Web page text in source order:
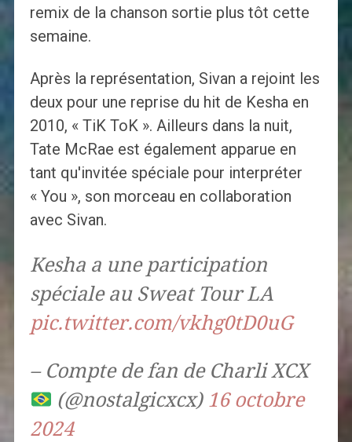
remix de la chanson sortie plus tôt cette
semaine.
Après la représentation, Sivan a rejoint les
deux pour une reprise du hit de Kesha en
2010, « TiK ToK ». Ailleurs dans la nuit,
Tate McRae est également apparue en
tant qu'invitée spéciale pour interpréter
« You », son morceau en collaboration
avec Sivan.
Kesha a une participation
spéciale au Sweat Tour LA
pic.twitter.com/vkhg0tD0uG
– Compte de fan de Charli XCX
(@nostalgicxcx) 16 octobre
2024